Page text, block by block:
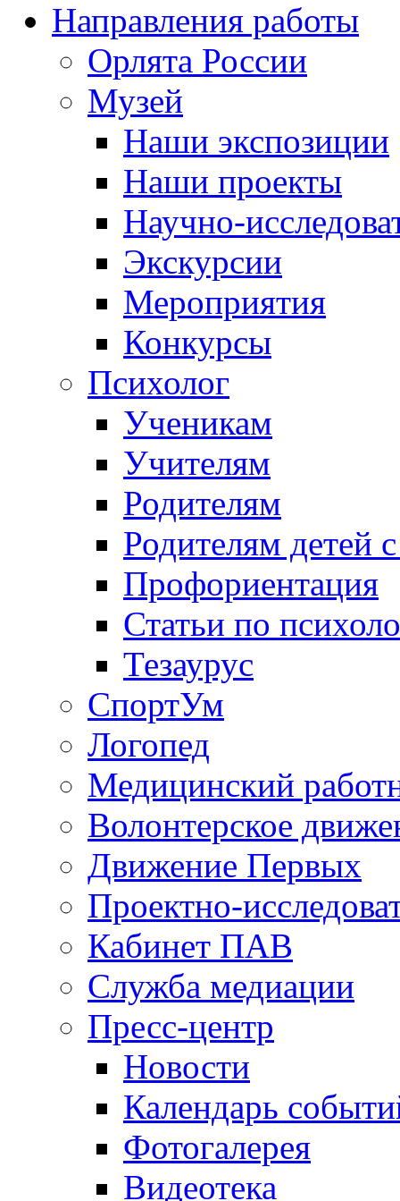
Направления работы
Орлята России
Музей
Наши экспозиции
Наши проекты
Научно-
Экскурсии
Мероприятия
Конкурсы
Психолог
Ученикам
Учителям
Родителям
Родителям детей
Профориентация
Статьи по
Тезаурус
СпортУм
Логопед
Медицинский
Волонтерское
Движение Первых
Проектно-
Кабинет ПАВ
Служба медиации
Пресс-центр
Новости
Календарь
Фотогалерея
Видеотека